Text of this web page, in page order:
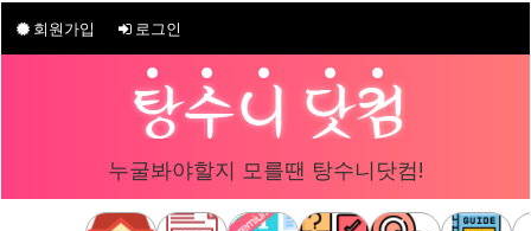
회원가입 로그인
누굴봐야할지 모를땐 탕수니닷컴!